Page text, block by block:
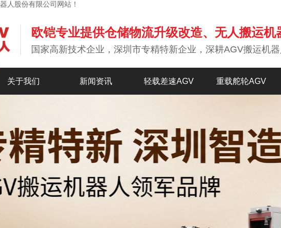
人股份有限公司网站！
欧铠专业提供仓储物流升级改造、无人搬运机
国家高新技术企业，深圳市专精特新企业，深耕AGV搬运机
关于我们 新闻资讯 轻载差速AGV 重载舵轮AGV